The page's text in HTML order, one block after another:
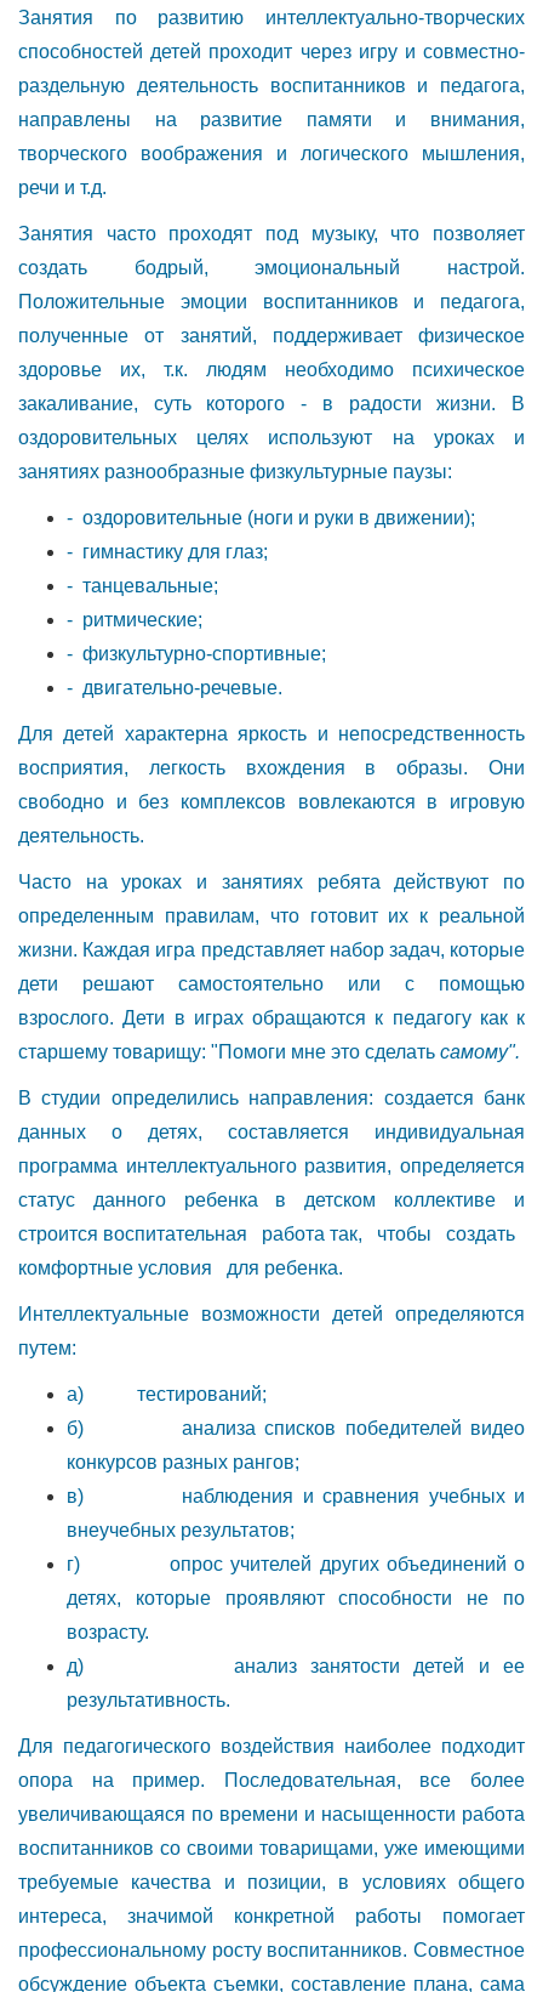
Занятия по развитию интеллектуально-творческих
способностей детей проходит через игру и совместно-
раздельную деятельность воспитанников и педагога,
направлены на развитие памяти и внимания,
творческого воображения и логического мышления,
речи и т.д.
Занятия часто проходят под музыку, что позволяет
создать бодрый, эмоциональный настрой.
Положительные эмоции воспитанников и педагога,
полученные от занятий, поддерживает физическое
здоровье их, т.к. людям необходимо психическое
закаливание, суть которого - в радости жизни. В
оздоровительных целях используют на уроках и
занятиях разнообразные физкультурные паузы:
- оздоровительные (ноги и руки в движении);
- гимнастику для глаз;
- танцевальные;
- ритмические;
- физкультурно-спортивные;
- двигательно-речевые.
Для детей характерна яркость и непосредственность
восприятия, легкость вхождения в образы. Они
свободно и без комплексов вовлекаются в игровую
деятельность.
Часто на уроках и занятиях ребята действуют по
определенным правилам, что готовит их к реальной
жизни. Каждая игра представляет набор задач, которые
дети решают самостоятельно или с помощью
взрослого. Дети в играх обращаются к педагогу как к
старшему товарищу: "Помоги мне это сделать самому".
В студии определились направления: создается банк
данных о детях, составляется индивидуальная
программа интеллектуального развития, определяется
статус данного ребенка в детском коллективе и
строится воспитательная работа так, чтобы создать
комфортные условия для ребенка.
Интеллектуальные возможности детей определяются
путем:
а) тестирований;
б) анализа списков победителей видео
конкурсов разных рангов;
в) наблюдения и сравнения учебных и
внеучебных результатов;
г) опрос учителей других объединений о
детях, которые проявляют способности не по
возрасту.
д) анализ занятости детей и ее
результативность.
Для педагогического воздействия наиболее подходит
опора на пример. Последовательная, все более
увеличивающаяся по времени и насыщенности работа
воспитанников со своими товарищами, уже имею­щими
требуемые качества и позиции, в условиях общего
интереса, значимой конкретной работы помогает
профессиональному росту воспитанников. Совместное
обсуждение объекта съемки, составление плана, сама